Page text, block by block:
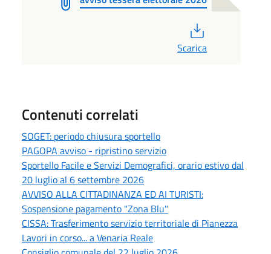
Scarica
Contenuti correlati
SOGET: periodo chiusura sportello
PAGOPA avviso - ripristino servizio
Sportello Facile e Servizi Demografici, orario estivo dal
20 luglio al 6 settembre 2026
AVVISO ALLA CITTADINANZA ED AI TURISTI:
Sospensione pagamento "Zona Blu"
CISSA: Trasferimento servizio territoriale di Pianezza
Lavori in corso... a Venaria Reale